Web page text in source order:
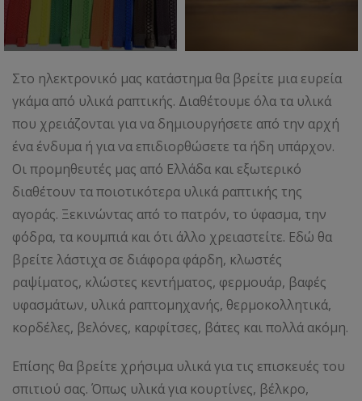
Στο ηλεκτρονικό μας κατάστημα θα βρείτε μια ευρεία
γκάμα από υλικά ραπτικής. Διαθέτουμε όλα τα υλικά
που χρειάζονται για να δημιουργήσετε από την αρχή
ένα ένδυμα ή για να επιδιορθώσετε τα ήδη υπάρχον.
Οι προμηθευτές μας από Ελλάδα και εξωτερικό
διαθέτουν τα ποιοτικότερα υλικά ραπτικής της
αγοράς. Ξεκινώντας από το πατρόν, το ύφασμα, την
φόδρα, τα κουμπιά και ότι άλλο χρειαστείτε. Εδώ θα
βρείτε λάστιχα σε διάφορα φάρδη, κλωστές
ραψίματος, κλώστες κεντήματος, φερμουάρ, βαφές
υφασμάτων, υλικά ραπτομηχανής, θερμοκολλητικά,
κορδέλες, βελόνες, καρφίτσες, βάτες και πολλά ακόμη.
Επίσης θα βρείτε χρήσιμα υλικά για τις επισκευές του
σπιτιού σας. Όπως υλικά για κουρτίνες, βέλκρο,